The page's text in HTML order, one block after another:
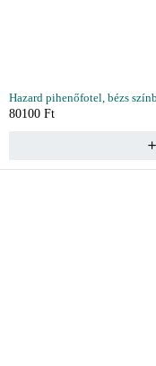
Hazard pihenőfotel, bézs
80100 Ft